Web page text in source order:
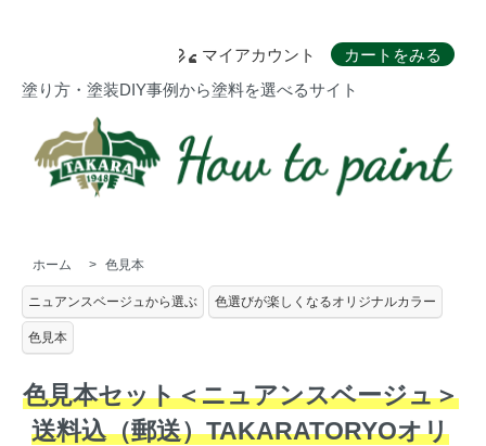
マイアカウント
カートをみる
塗り方・塗装DIY事例から塗料を選べるサイト
ホーム > 色見本
ニュアンスベージュから選ぶ 色選びが楽しくなるオリジナルカラー
色見本
色見本セット＜ニュアンスベージュ＞
送料込（郵送）TAKARATORYOオリ